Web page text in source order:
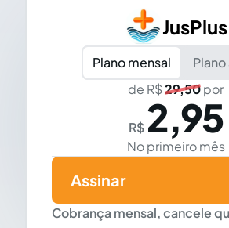
JusPlus
Plano mensal
Plano
de R$29,50por
R$ 2,95
No primeiro mês
Cobrança mensal, cancele
Assinar